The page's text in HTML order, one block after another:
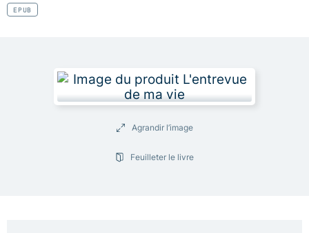
EPUB
Agrandir l’image
Feuilleter le livre